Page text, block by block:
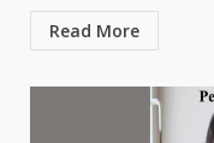
Read More